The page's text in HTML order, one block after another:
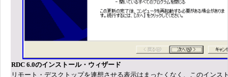
RDC 6.0のインストール・ウィザード
リモート・デスクトップを連想させる表示はまったくなく、このインス